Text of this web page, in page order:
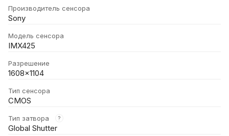
Производитель сенсора
Sony
Модель сенсора
IMX425
Разрешение
1608x1104
Тип сенсора
CMOS
Тип затвора ?
Global Shutter